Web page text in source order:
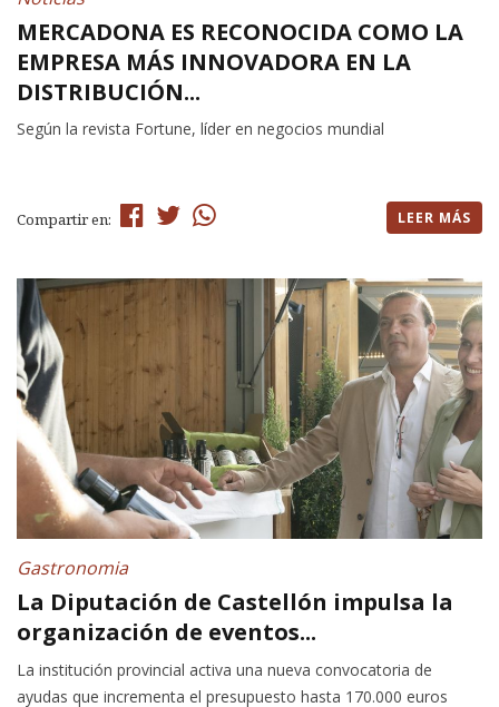
MERCADONA ES RECONOCIDA COMO LA
EMPRESA MÁS INNOVADORA EN LA
DISTRIBUCIÓN...
Según la revista Fortune, líder en negocios mundial
Compartir en: LEER MÁS
Gastronomia
La Diputación de Castellón impulsa la
organización de eventos...
La institución provincial activa una nueva convocatoria de
ayudas que incrementa el presupuesto hasta 170.000 euros